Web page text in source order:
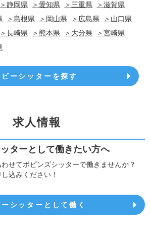
＞静岡県 ＞愛知県 ＞三重県
＞滋賀県
＞島根県 ＞岡山県 ＞広島県
＞山口県
＞長崎県 ＞熊本県 ＞大分県
＞宮崎県
ーシッターを探す
求人情報
ターとして働きたい方へ
せてポピンズシッターで働きませんか？
込みください！
シッターとして働く